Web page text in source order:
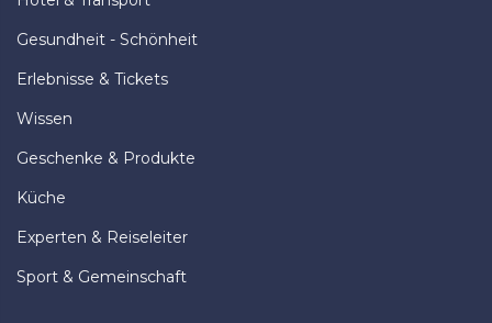
Gesundheit - Schönheit
Erlebnisse & Tickets
Wissen
Geschenke & Produkte
Küche
Experten & Reiseleiter
Sport & Gemeinschaft